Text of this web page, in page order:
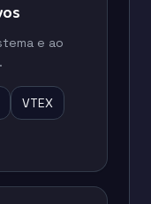
e ao
VTEX